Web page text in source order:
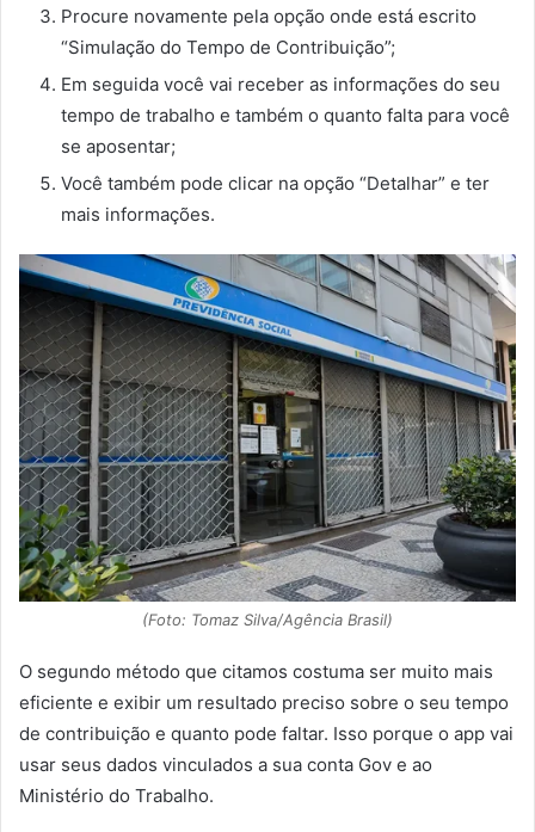
Procure novamente pela opção onde está escrito
“Simulação do Tempo de Contribuição”;
Em seguida você vai receber as informações do seu
tempo de trabalho e também o quanto falta para você
se aposentar;
Você também pode clicar na opção “Detalhar” e ter
mais informações.
(Foto: Tomaz Silva/Agência Brasil)
O segundo método que citamos costuma ser muito mais
eficiente e exibir um resultado preciso sobre o seu tempo
de contribuição e quanto pode faltar. Isso porque o app vai
usar seus dados vinculados a sua conta Gov e ao
Ministério do Trabalho.